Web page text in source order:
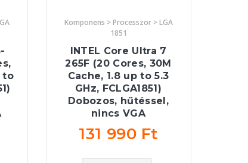
to
Komponens > Processzor > LGA
1851
INTEL Core Ultra 7
265F (20 Cores, 30M
Cache, 1.8 up to 5.3
GHz, FCLGA1851)
Dobozos, hűtéssel,
nincs VGA
131 990 Ft